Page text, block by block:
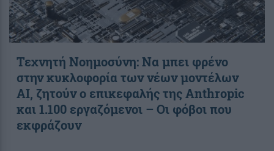
Τεχνητή Νοημοσύνη: Να μπει φρένο
στην κυκλοφορία των νέων μοντέλων
AI, ζητούν ο επικεφαλής της Anthropic
και 1.100 εργαζόμενοι – Οι φόβοι που
εκφράζουν